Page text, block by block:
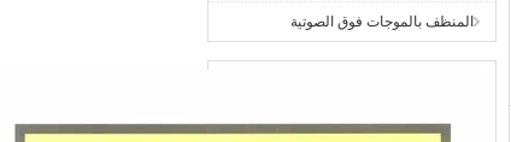
المنظف بالموجات فوق الصوتية